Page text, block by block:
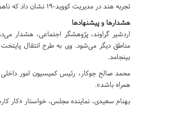
تجربه هند در مدیریت کووید-۱۹ نشان داد که ناهماهنگی بین ایالت‌ها و مرکز می‌تواند به تشدید بحران بینجامد.
هشدارها و پیشنهادها
اردشیر گراوند، پژوهشگر اجتماعی، هشدار
مناطق دیگر می‌شود. وی به طرح انتقال
بینجامد.
محمد صالح جوکار، رئیس کمیسیون امور داخلی
همراه باشد».
بهنام سعیدی، نماینده مجلس، خواستار «کار